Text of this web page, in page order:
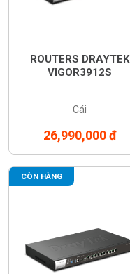
ROUTERS DRAYTEK
VIGOR3912S
Cái
26,990,000đ
CÒN HÀNG